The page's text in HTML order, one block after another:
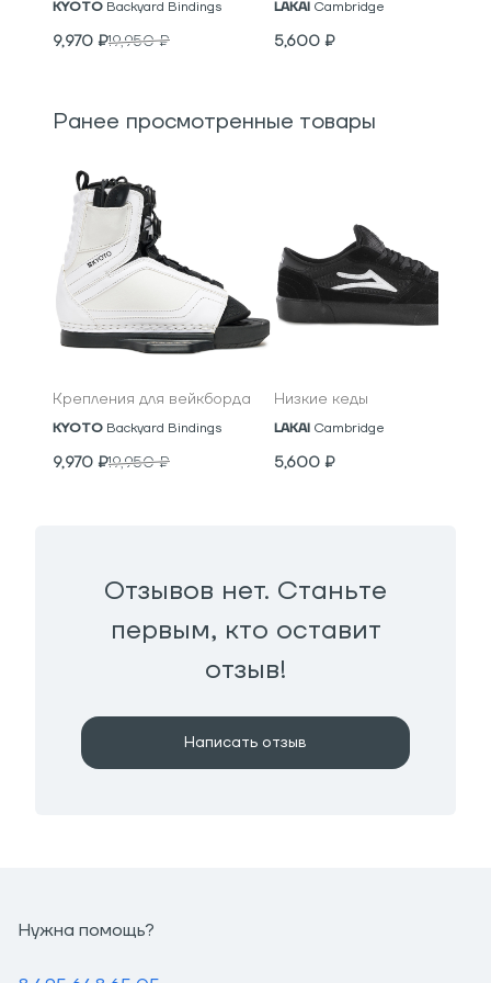
KYOTO Backyard Bindings
9,970 ₽19,950₽
LAKAI Cambridge
5,600 ₽
Ранее просмотренные товары
Крепления для вейкборда
KYOTO Backyard Bindings
9,970 ₽19,950₽
Низкие кеды
LAKAI Cambridge
5,600 ₽
Отзывов нет. Станьте
первым, кто оставит
отзыв!
Написать отзыв
Нужна помощь?